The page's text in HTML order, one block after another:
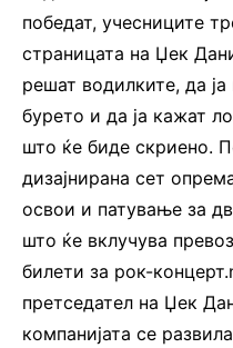
победат, учесниците
страницата на Џек
решат водилките, да ја
бурето и да ја кажат
што ќе биде скриено.
дизајнирана сет
освои и патување за
што ќе вклучува
билети за рок-
претседател на Џек
компанијата се